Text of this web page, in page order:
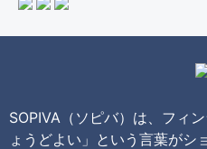
SOPIVA（ソピバ）は、フィ
ょうどよい」という言葉がシ